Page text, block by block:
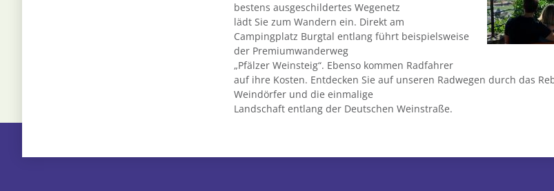
bestens ausgeschildertes Wegenetz
lädt Sie zum Wandern ein. Direkt am
Campingplatz Burgtal entlang führt beispielsweise
der Premiumwanderweg
„Pfälzer Weinsteig“. Ebenso kommen Radfahrer
auf ihre Kosten. Entdecken Sie auf unseren Radwegen durch das
Weindörfer und die einmalige
Landschaft entlang der Deutschen Weinstraße.